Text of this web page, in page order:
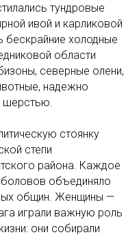
тундровые
ивой и карликовой
холодные
области
северные олени,
надежно
шерстью.
стоянку
степи
района. Каждое
объединяло
общин. Женщины —
играли важную роль
они собирали